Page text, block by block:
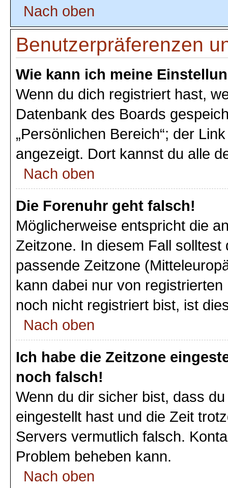
Nach oben
Benutzerpräferenzen
Wie kann ich meine
Wenn du dich registriert hast,
Datenbank des Boards
„Persönlichen Bereich“; der
angezeigt. Dort kannst du alle
Nach oben
Die Forenuhr geht falsch!
Möglicherweise entspricht die
Zeitzone. In diesem Fall solltest
passende Zeitzone
kann dabei nur von
noch nicht registriert bist, ist
Nach oben
Ich habe die Zeitzone
noch falsch!
Wenn du dir sicher bist, dass
eingestellt hast und die Zeit
Servers vermutlich falsch.
Problem beheben kann.
Nach oben